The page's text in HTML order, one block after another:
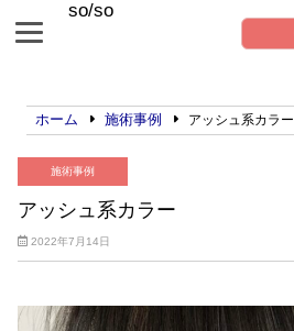
so/so
ホーム 施術事例 アッシュ系カラー
施術事例
アッシュ系カラー
2022年7月14日